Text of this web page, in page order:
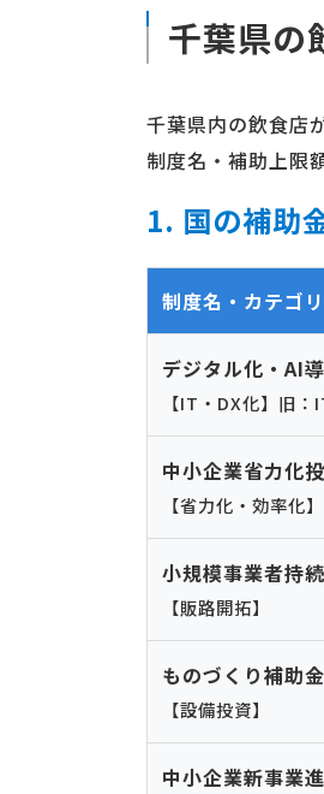
千葉県の
千葉県内の飲食店
制度名・補助上限
1. 国の補助
制度名・カテゴリ
デジタル化・AI
【IT・DX化】旧
中小企業省力化
【省力化・効率化】
小規模事業者持
【販路開拓】
ものづくり補助金
【設備投資】
中小企業新事業